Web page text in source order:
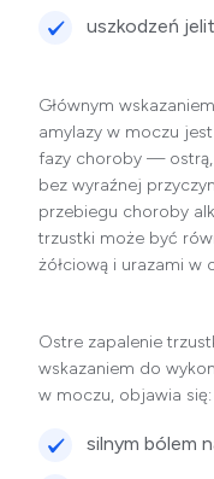
uszkodzeń
Głównym
amylazy w moczu jest
fazy choroby —
bez wyraźnej
przebiegu choroby
trzustki może być
żółciową i urazami w
Ostre zapalenie
wskazaniem do
w moczu, objawia się:
silnym bólem